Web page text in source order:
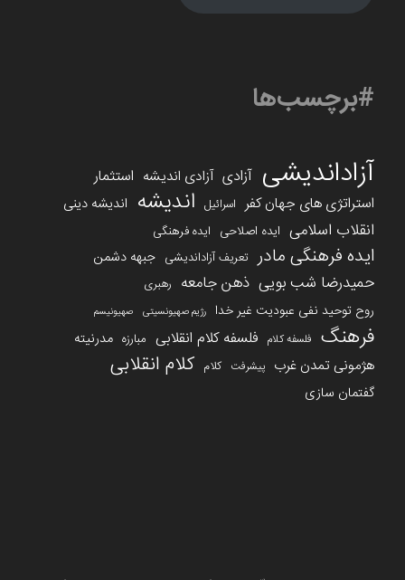
#برچسب‌ها
آزاداندیشی آزادی آزادی اندیشه استثمار
استراتژی های جهان کفر اسرائیل اندیشه اندیشه دینی
انقلاب اسلامی ایده اصلاحی ایده فرهنگی
ایده فرهنگی مادر تعریف آزاداندیشی جبهه دشمن
حمیدرضا شب بویی ذهن جامعه رهبری
روح توحید نفی عبودیت غیر خدا رژیم صهیونسیتی صهیونیسم
فرهنگ فلسفه کلام فلسفه کلام انقلابی مبارزه مدرنیته
هژمونی تمدن غرب پیشرفت کلام کلام انقلابی
گفتمان سازی